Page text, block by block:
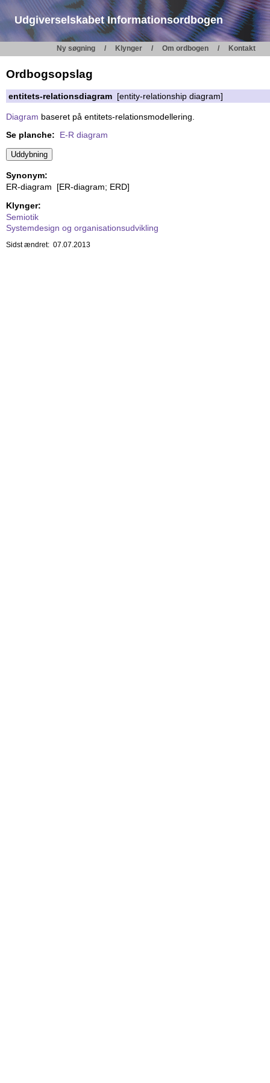
Udgiverselskabet Informationsordbogen
Ny søgning Klynger Om ordbogen Kontakt
Ordbogsopslag
entitets-relationsdiagram [entity-relationship diagram]
Diagram baseret på entitets-relationsmodellering.
Se planche:
E-R diagram
Synonym:
ER-diagram [ER-diagram; ERD]
Klynger:
Semiotik
Systemdesign og organisationsudvikling
Sidst ændret: 07.07.2013